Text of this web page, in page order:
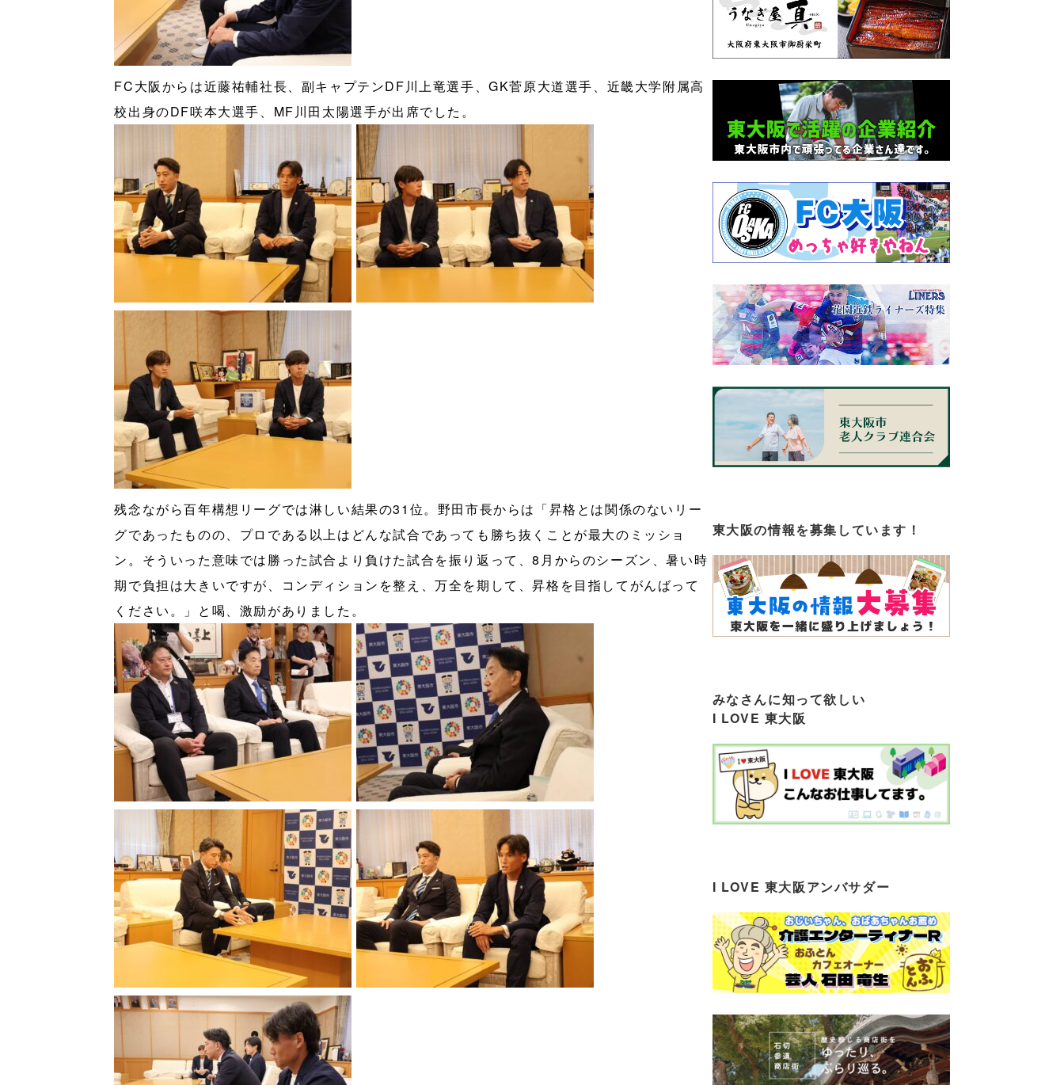
FC大阪からは近藤祐輔社長、副キャプテンDF川上竜選手、GK菅原大道選手、近畿大学附属高
校出身のDF咲本大選手、MF川田太陽選手が出席でした。
残念ながら百年構想リーグでは淋しい結果の31位。野田市長からは「昇格とは関係のないリー
グであったものの、プロである以上はどんな試合であっても勝ち抜くことが最大のミッショ
ン。そういった意味では勝った試合より負けた試合を振り返って、8月からのシーズン、暑い時
期で負担は大きいですが、コンディションを整え、万全を期して、昇格を目指してがんばって
ください。」と喝、激励がありました。
東大阪の情報を募集しています！
みなさんに知って欲しい
I LOVE 東大阪
I LOVE 東大阪アンバサダー